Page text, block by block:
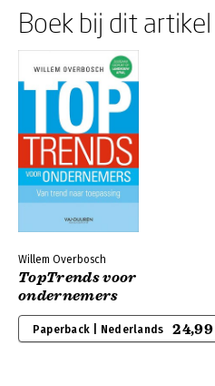
Boek bij dit artikel
Willem Overbosch
TopTrends voor
ondernemers
Paperback | Nederlands 24,99